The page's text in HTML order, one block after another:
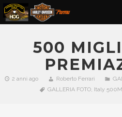
MEDIA GALLERY
ITALY 500 MILES
AREA SOCI
500
2 anni ago Roberto Ferrari
GALLERIA FOTO, Italy